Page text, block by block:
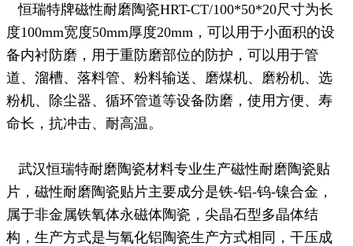
恒瑞特牌磁性耐磨陶瓷HRT-CT/100*50*20尺寸为长
度100mm宽度50mm厚度20mm，可以用于小面积的设
备内衬防磨，用于重防磨部位的防护，可以用于管
道、溜槽、落料管、粉料输送、磨煤机、磨粉机、选
粉机、除尘器、循环管道等设备防磨，使用方便、寿
命长，抗冲击、耐高温。
武汉恒瑞特耐磨陶瓷材料专业生产磁性耐磨陶瓷贴
片，磁性耐磨陶瓷贴片主要成分是铁-铝-钨-镍合金，
属于非金属铁氧体永磁体陶瓷，尖晶石型多晶体结
构，生产方式是与氧化铝陶瓷生产方式相同，干压成